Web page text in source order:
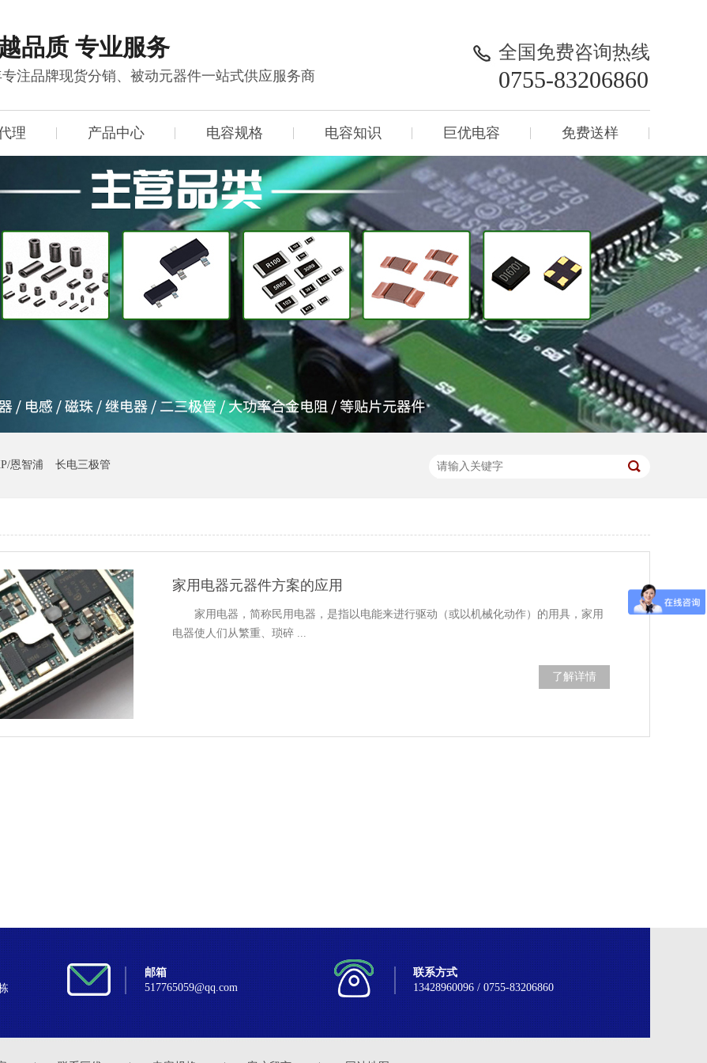
品质 专业服务
专注品牌现货分销、被动元器件一站式供应服务商
全国免费咨询热线
0755-83206860
理 产品中心 电容规格 电容知识 巨优电容 免费送样
恩智浦 长电三极管
家用电器元器件方案的应用
家用电器，简称民用电器，是指以电能来进行驱动（或以机械化动作）的用具，家用
电器使人们从繁重、琐碎 ...
了解详情
邮箱
517765059@qq.com
联系方式
13428960096 / 0755-83206860